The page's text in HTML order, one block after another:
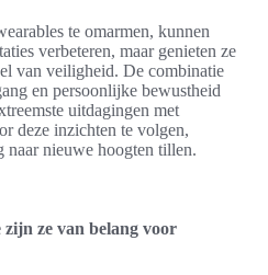
te omarmen, kunnen
verbeteren, maar genieten ze
van veiligheid. De combinatie
en persoonlijke bewustheid
uitdagingen met
deze inzichten te volgen,
naar nieuwe hoogten tillen.
ze van belang voor